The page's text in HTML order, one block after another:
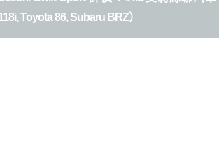
Toyota 86, Subaru BRZ）